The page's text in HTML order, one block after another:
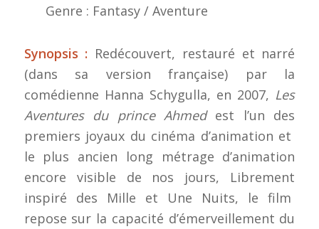
Genre : Fantasy / Aventure
Synopsis : Redécouvert, restauré et narré
(dans sa version française) par la
comédienne Hanna Schygulla, en 2007, Les
Aventures du prince Ahmedest l’un des
premiers joyaux du cinéma d’animation et
le plus ancien long métrage d’animation
encore visible de nos jours, Librement
inspiré des Mille et Une Nuits, le film
repose sur la capacité d’émerveillement du